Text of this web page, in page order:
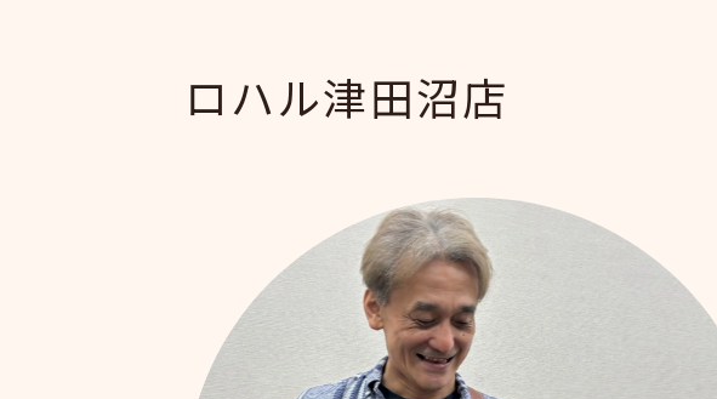
ロハル津田沼店